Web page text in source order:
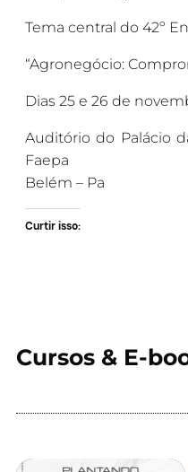
Tema central do 42º
“Agronegócio:
Dias 25 e 26 de
Auditório do Palácio
Faepa
Belém – Pa
Curtir isso:
Cursos & E-